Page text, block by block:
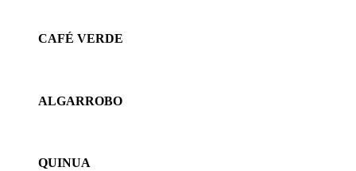
CAFÉ VERDE
ALGARROBO
QUINUA